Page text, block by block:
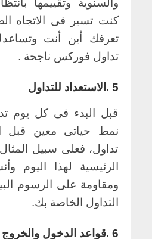
والسنوية وتقييمها
كنت تسير فى الاتجاه
تعرفك أين أنت
تداول فوركس ناجحة .
5 .الاستعداد للتداول
قبل البدء فى كل يوم
نمط حياتى معين قبل
تداول، فعلى سبيل
الرئيسية لهذا اليوم
ومقاومة على الرسوم
التداول الخاصة بك.
6 .قواعد الدخول والخروج